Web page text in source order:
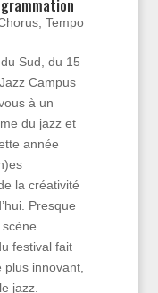
,Tempo
Sud, du 15
Campus
à un
du jazz et
année
la créativité
Presque
festival fait
innovant,
jazz.